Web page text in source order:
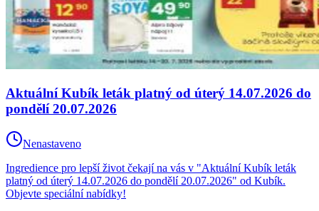
Aktuální Kubík leták platný od úterý 14.07.2026 do
pondělí 20.07.2026
Nenastaveno
Ingredience pro lepší život čekají na vás v "Aktuální Kubík leták
platný od úterý 14.07.2026 do pondělí 20.07.2026" od Kubík.
Objevte speciální nabídky!